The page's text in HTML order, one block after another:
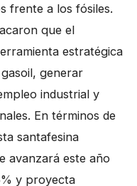
frente a los fósiles.
que el
estratégica
generar
industrial y
En términos de
santafesina
avanzará este año
y proyecta